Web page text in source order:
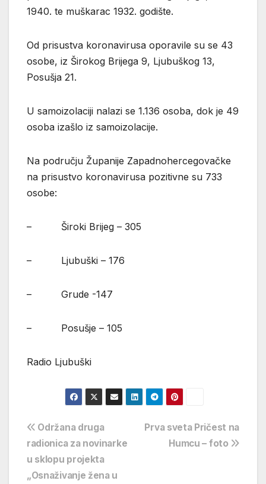
1940. te muškarac 1932. godište.
Od prisustva koronavirusa oporavile su se 43
osobe, iz Širokog Brijega 9, Ljubuškog 13,
Posušja 21.
U samoizolaciji nalazi se 1.136 osoba, dok je 49
osoba izašlo iz samoizolacije.
Na području Županije Zapadnohercegovačke
na prisustvo koronavirusa pozitivne su 733
osobe:
– Široki Brijeg – 305
– Ljubuški – 176
– Grude -147
– Posušje – 105
Radio Ljubuški
Navigacija
objava
Prva sveta Pričest na
Humcu – foto
Održana druga
radionica za novinarke
u sklopu projekta
„Osnaživanje žena u